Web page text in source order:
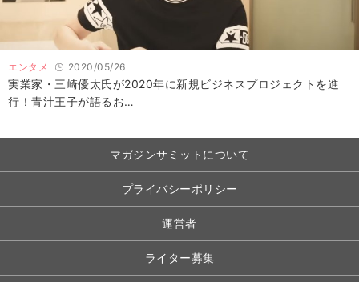
エンタメ 2020/05/26
実業家・三崎優太氏が2020年に新規ビジネスプロジェクトを進
行！青汁王子が語るお…
マガジンサミットについて
プライバシーポリシー
運営者
ライター募集